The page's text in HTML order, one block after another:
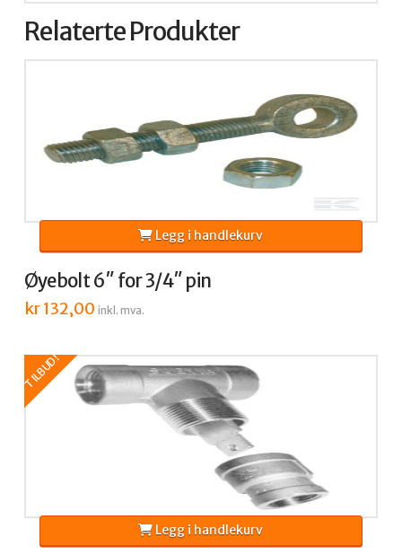
Relaterte Produkter
Øyebolt 6″ for 3/4″ pin
kr132,00 inkl. mva.
Legg i handlekurv
TILBUD!
Legg i handlekurv